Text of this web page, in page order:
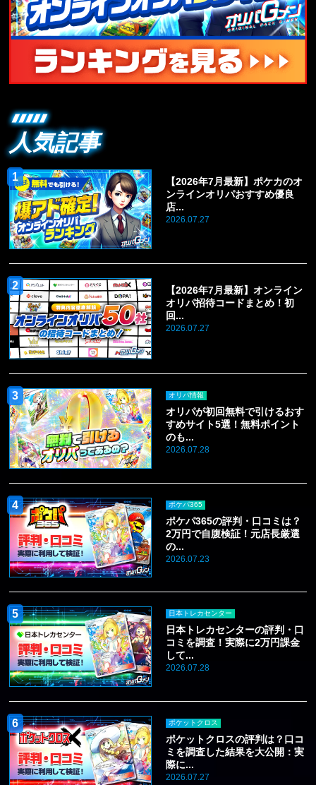
人気記事
【2026年7月最新】ポケカのオ
ンラインオリパおすすめ優良
店...
2026.07.27
【2026年7月最新】オンライン
オリパ招待コードまとめ！初
回...
2026.07.27
オリパ情報
オリパが初回無料で引けるおす
すめサイト5選！無料ポイント
のも...
2026.07.28
ポケパ365
ポケパ365の評判・口コミは？
2万円で自腹検証！元店長厳選
の...
2026.07.23
日本トレカセンター
日本トレカセンターの評判・口
コミを調査！実際に2万円課金
して...
2026.07.28
ポケットクロス
ポケットクロスの評判は？口コ
ミを調査した結果を大公開：実
際に...
2026.07.27